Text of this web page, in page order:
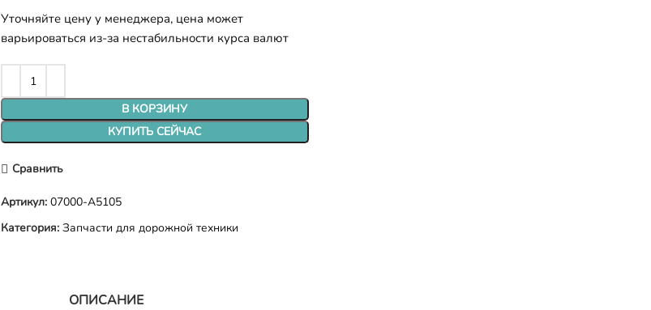
Уточняйте цену у менеджера, цена может
варьироваться из-за нестабильности курса валют
В КОРЗИНУ
КУПИТЬ СЕЙЧАС
Сравнить
Артикул:07000-A5105
Категория: Запчасти для дорожной техники
ОПИСАНИЕ